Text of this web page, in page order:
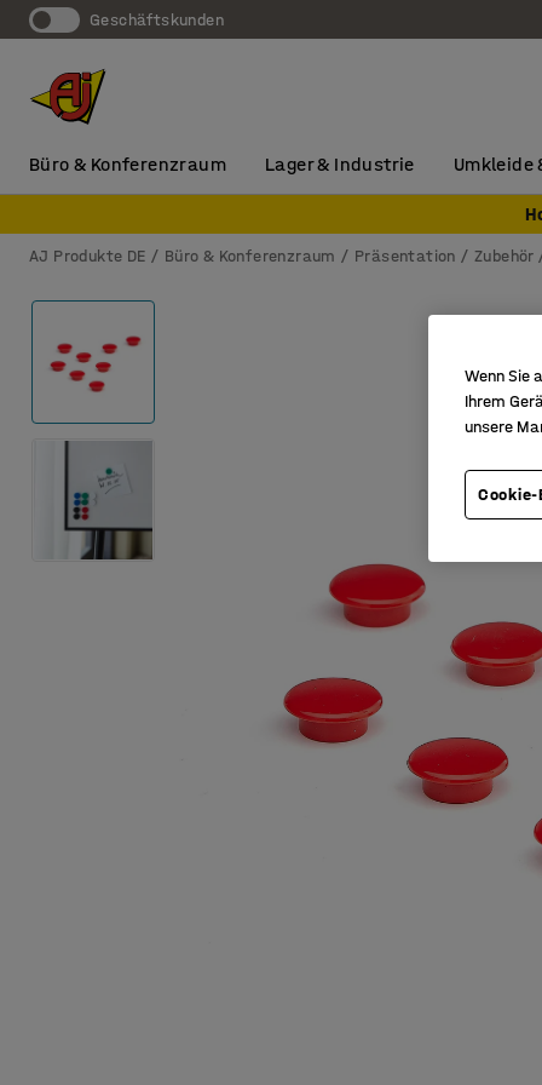
Geschäftskunden
Büro & Konferenzraum Lager & Industrie Umkleide
AJ Produkte DE Büro & Konferenzraum Präsentation Zubehör
Wenn Sie
Ihrem
unsere